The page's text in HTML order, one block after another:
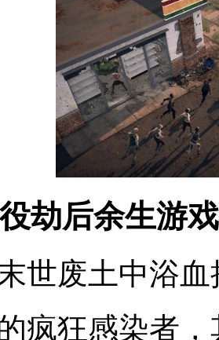
劫后余生游
世废土中浴
疯狂感染者